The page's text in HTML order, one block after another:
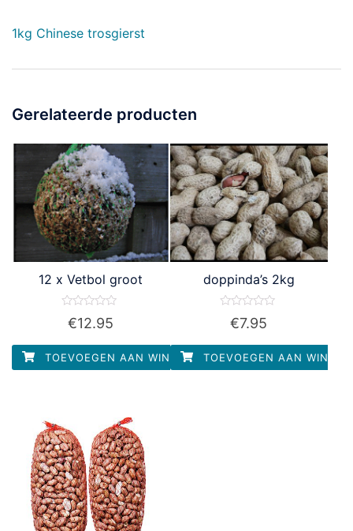
1kg Chinese trosgierst
Gerelateerde producten
12 x Vetbol groot
Waardering
5
€12.95
TOEVOEGEN AAN WINKELWAGEN
doppinda’s 2kg
Waardering
5
€7.95
TOEVOEGEN AAN